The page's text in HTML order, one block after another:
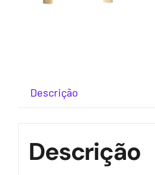
Descrição
Descrição